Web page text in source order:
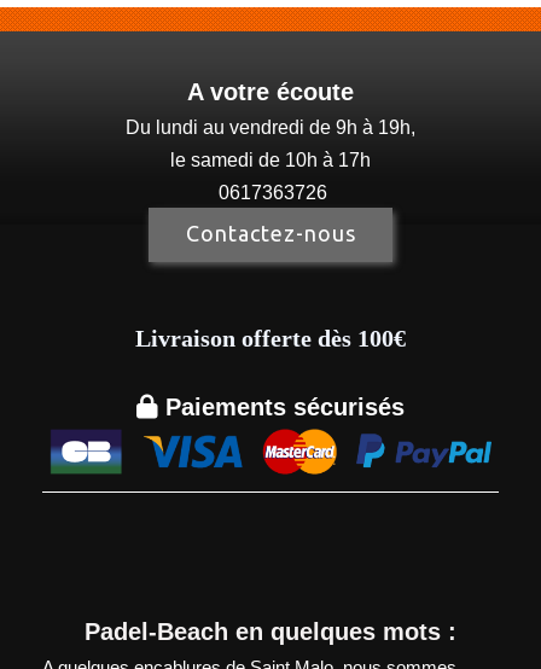
A votre écoute
Du lundi au vendredi de 9h à 19h,
le samedi de 10h à 17h
0617363726
Contactez-nous
Livraison offerte dès 100€
 Paiements sécurisés
Padel-Beach en quelques mots :